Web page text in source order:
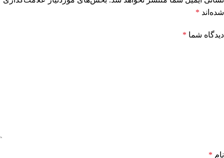
شده‌اند *
دیدگاه شما *
نام *